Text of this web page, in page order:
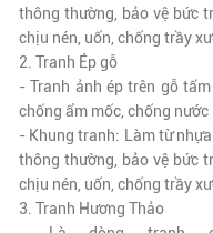
thông thường, bảo vệ bức
chịu nén, uốn, chống trầy
2. Tranh Ép gỗ
- Tranh ảnh ép trên gỗ
chống ẩm mốc, chống nước
- Khung tranh: Làm từ
thông thường, bảo vệ bức
chịu nén, uốn, chống trầy
3. Tranh Hương Thảo